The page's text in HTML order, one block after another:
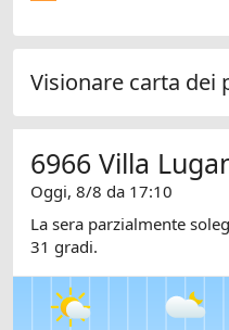
Visionare carta dei
6966 Villa
Oggi, 8/8 da 17:10
La sera parzialmente
31 gradi.